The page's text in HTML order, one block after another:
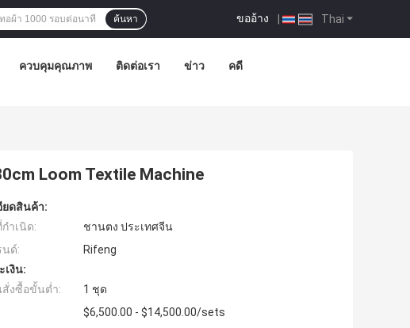
Thai
ขออ้าง |
ค้นหา
ควบคุมคุณภาพ ติดต่อเรา ข่าว คดี
Loom Textile Machine
ยดสินค้า:
ำเนิด:
ชานตง ประเทศจีน
ด์:
Rifeng
เงิน:
งซื้อขั้นต่ำ:
1 ชุด
$6,500.00 - $14,500.00/sets